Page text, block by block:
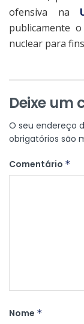
ofensiva na
publicamente
nuclear para
Deixe um
O seu endereço
obrigatórios são
Comentário *
Nome *